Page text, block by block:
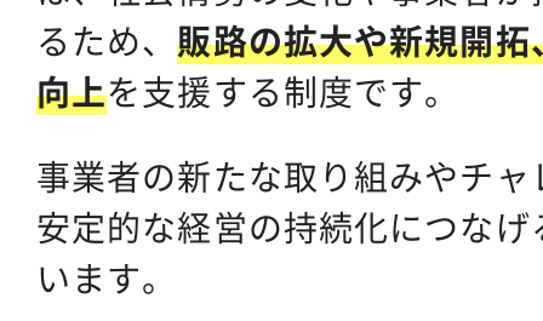
るため、販路の拡大や新規開
向上を支援する制度です。
事業者の新たな取り組みやチ
安定的な経営の持続化につな
います。